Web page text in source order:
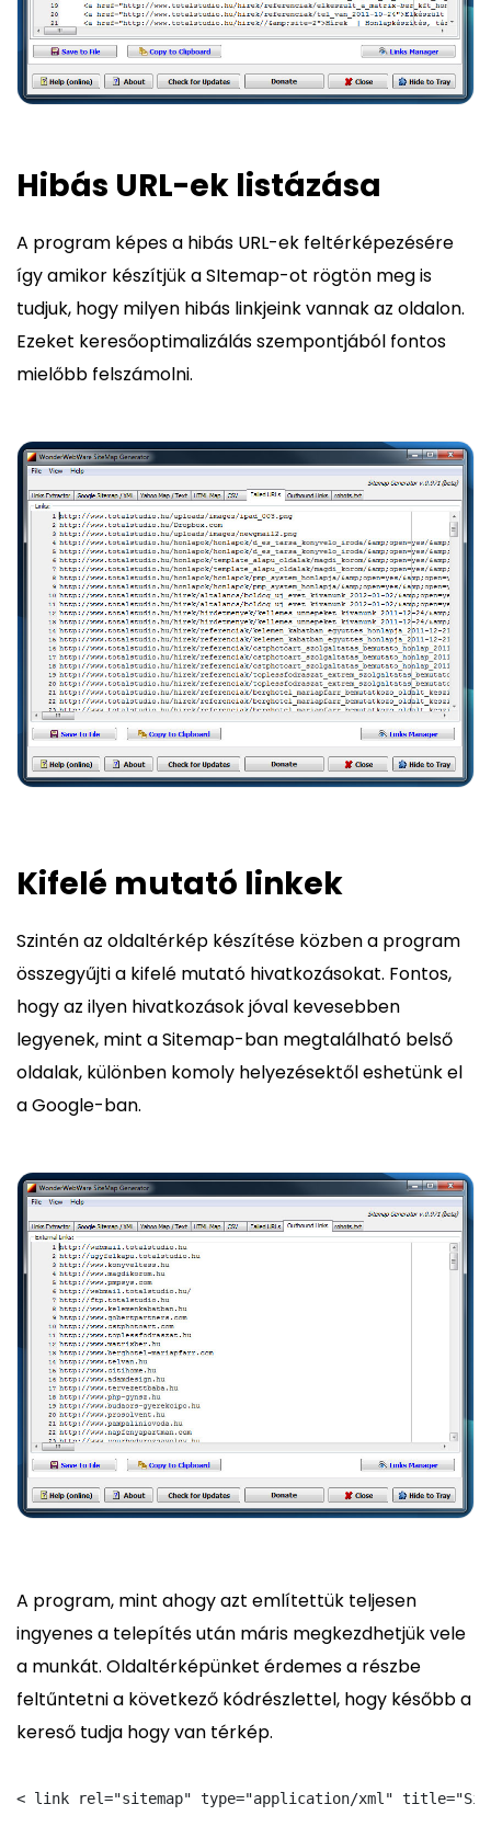
Hibás URL-ek listázása
A program képes a hibás URL-ek feltérképezésére
így amikor készítjük a SItemap-ot rögtön meg is
tudjuk, hogy milyen hibás linkjeink vannak az oldalon.
Ezeket keresőoptimalizálás szempontjából fontos
mielőbb felszámolni.
Kifelé mutató linkek
Szintén az oldaltérkép készítése közben a program
összegyűjti a kifelé mutató hivatkozásokat. Fontos,
hogy az ilyen hivatkozások jóval kevesebben
legyenek, mint a Sitemap-ban megtalálható belső
oldalak, különben komoly helyezésektől eshetünk el
a Google-ban.
A program, mint ahogy azt említettük teljesen
ingyenes a telepítés után máris megkezdhetjük vele
a munkát. Oldaltérképünket érdemes a részbe
feltűntetni a következő kódrészlettel, hogy később a
kereső tudja hogy van térkép.
< link rel="sitemap" type="application/xml"